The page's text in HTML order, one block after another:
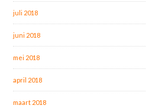
juli 2018
juni 2018
mei 2018
april 2018
maart 2018